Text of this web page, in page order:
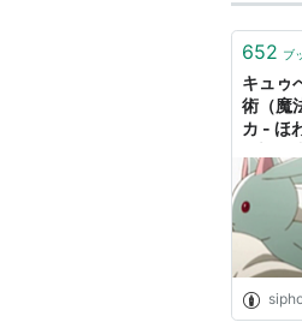
652 ブ
キュゥ
術（魔
カ - ほ
情」）